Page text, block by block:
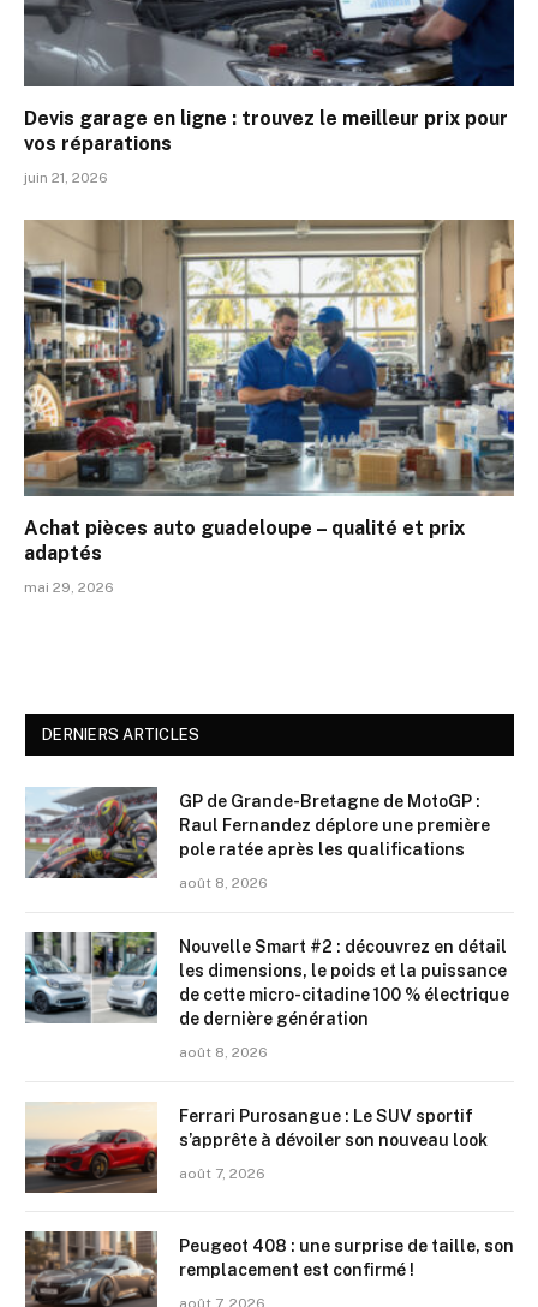
Devis garage en ligne : trouvez le meilleur prix pour
vos réparations
juin 21, 2026
Achat pièces auto guadeloupe – qualité et prix
adaptés
mai 29, 2026
DERNIERS ARTICLES
GP de Grande-Bretagne de MotoGP :
Raul Fernandez déplore une première
pole ratée après les qualifications
août 8, 2026
Nouvelle Smart #2 : découvrez en détail
les dimensions, le poids et la puissance
de cette micro-citadine 100 % électrique
de dernière génération
août 8, 2026
Ferrari Purosangue : Le SUV sportif
s’apprête à dévoiler son nouveau look
août 7, 2026
Peugeot 408 : une surprise de taille, son
remplacement est confirmé !
août 7, 2026